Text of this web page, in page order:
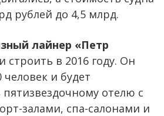
рублей до 4,5 млрд.
лайнер «Петр
строить в 2016 году. Он
человек и будет
пятизвездочному отелю с
залами, спа-салонами и